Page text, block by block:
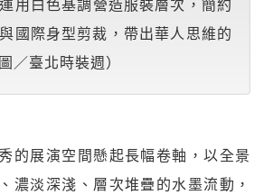
用白色基調營造服裝層次，簡約
國際身型剪裁，帶出華人思維的
／臺北時裝週）
的展演空間懸起長幅卷軸，以全景
濃淡深淺、層次堆疊的水墨流動，